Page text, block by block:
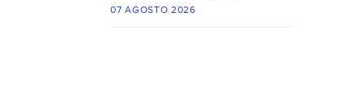
07 AGOSTO 2026